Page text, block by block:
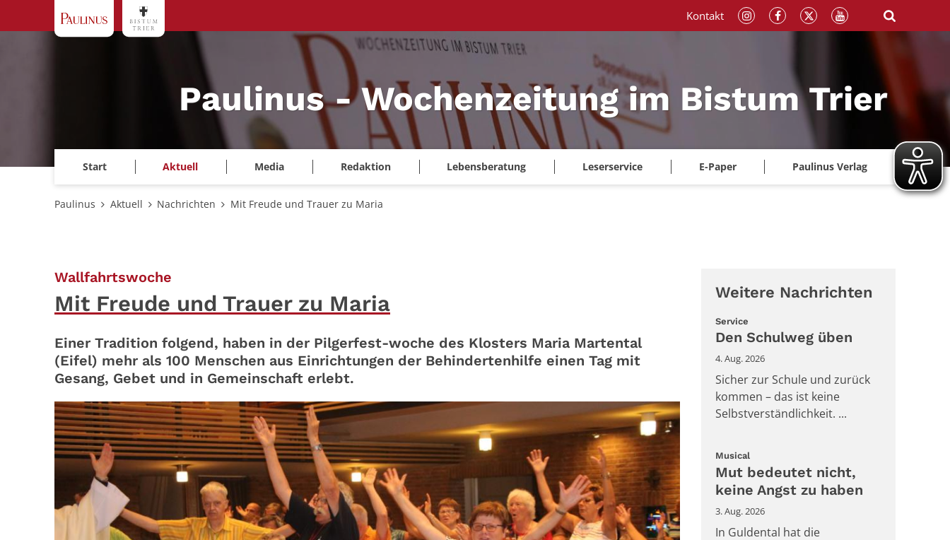
Paulinus - Wochenzeitung im Bistum Trier
Start Aktuell Media Redaktion Lebensberatung Leserservice E-Paper Paulinus Verlag
Kontakt
Paulinus Aktuell Nachrichten Mit Freude und Trauer zu Maria
Wallfahrtswoche
Mit Freude und Trauer zu Maria
Einer Tradition folgend, haben in der Pilgerfest-woche des Klosters Maria Martental
(Eifel) mehr als 100 Menschen aus Einrichtungen der Behindertenhilfe einen Tag mit
Gesang, Gebet und in Gemeinschaft erlebt.
Weitere Nachrichten
Service
Den Schulweg üben
4. Aug. 2026
Sicher zur Schule und zurück
kommen – das ist keine
Selbstverständlichkeit. ...
Musical:
Mut bedeutet nicht,
keine Angst zu haben
3. Aug. 2026
In Guldental hat die